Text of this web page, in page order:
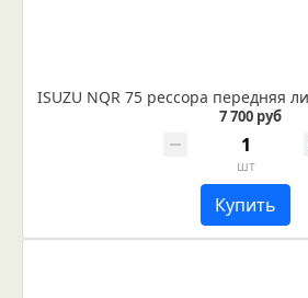
7 700 руб
шт
Купить